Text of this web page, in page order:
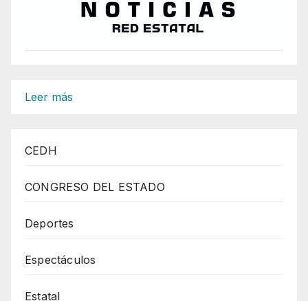
Leer más
Quienes
A
CEDH
CONGRESO DEL ESTADO
Deportes
Espectáculos
Estatal